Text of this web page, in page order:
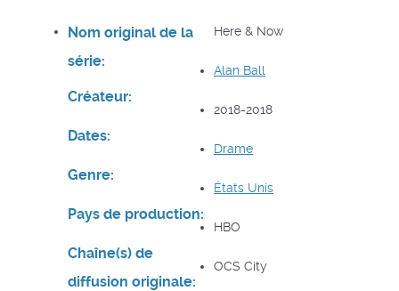
Nom original de la
série:
Here & Now
Créateur:
Alan Ball
Dates:
2018-2018
Genre:
Drame
Pays de production:
États Unis
Chaîne(s) de
diffusion originale:
HBO
OCS City